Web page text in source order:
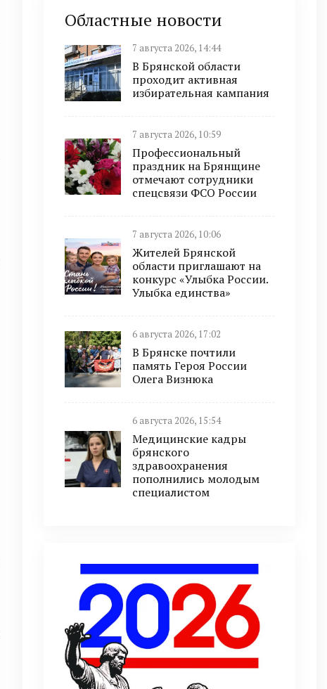
Областные новости
7 августа 2026, 14:44
В Брянской области
проходит активная
избирательная кампания
7 августа 2026, 10:59
Профессиональный
праздник на Брянщине
отмечают сотрудники
спецсвязи ФСО России
7 августа 2026, 10:06
Жителей Брянской
области приглашают на
конкурс «Улыбка России.
Улыбка единства»
6 августа 2026, 17:02
В Брянске почтили
память Героя России
Олега Визнюка
6 августа 2026, 15:54
Медицинские кадры
брянского
здравоохранения
пополнились молодым
специалистом